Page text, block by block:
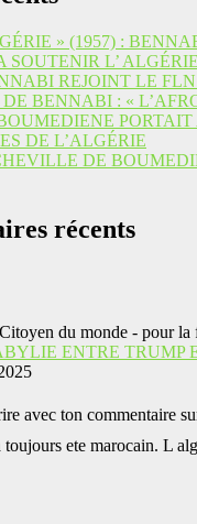
» (1957) :
SOUTENIR L’
REJOINT LE
BENNABI : «
PORTAIT
DE L’ALGÉRIE
DE
récents
du monde - pour la
ENTRE TRUMP
avec ton commentaire
toujours ete marocain. L